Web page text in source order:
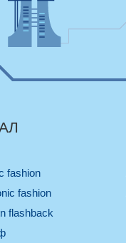
fashion
fashion
flashback